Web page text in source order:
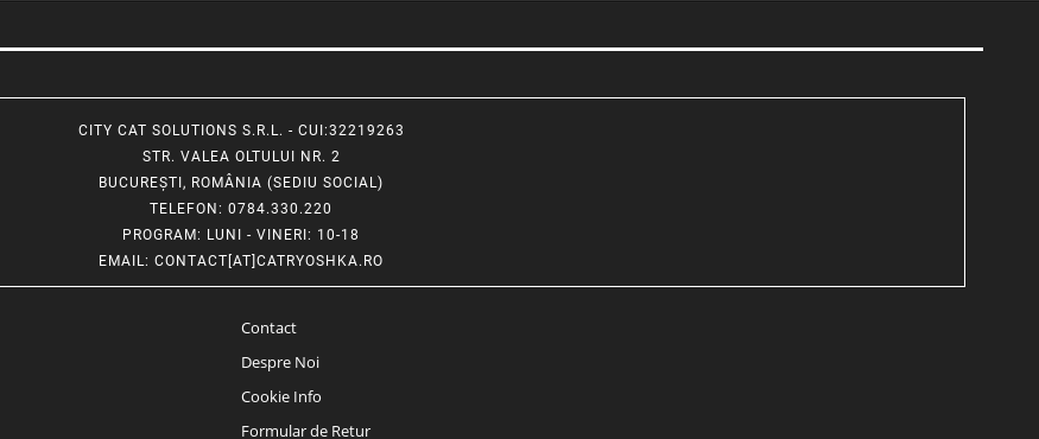
CITY CAT SOLUTIONS S.R.L. - CUI:32219263
STR. VALEA OLTULUI NR. 2
BUCUREȘTI, ROMÂNIA (SEDIU SOCIAL)
TELEFON: 0784.330.220
PROGRAM: LUNI - VINERI: 10-18
EMAIL: CONTACT[AT]CATRYOSHKA.RO
Contact
Despre Noi
Cookie Info
Formular de Retur